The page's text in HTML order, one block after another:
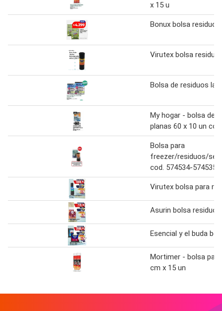
x 15 u
Bonux bolsa residuos
Virutex bolsa
Bolsa de residuos la
My hogar - bolsa de
planas 60 x 10 un
Bolsa para
freezer/residuos/
cod. 574534-574535
Virutex bolsa para
Asurin bolsa
Esencial y el buda
Mortimer - bolsa
cm x 15 un